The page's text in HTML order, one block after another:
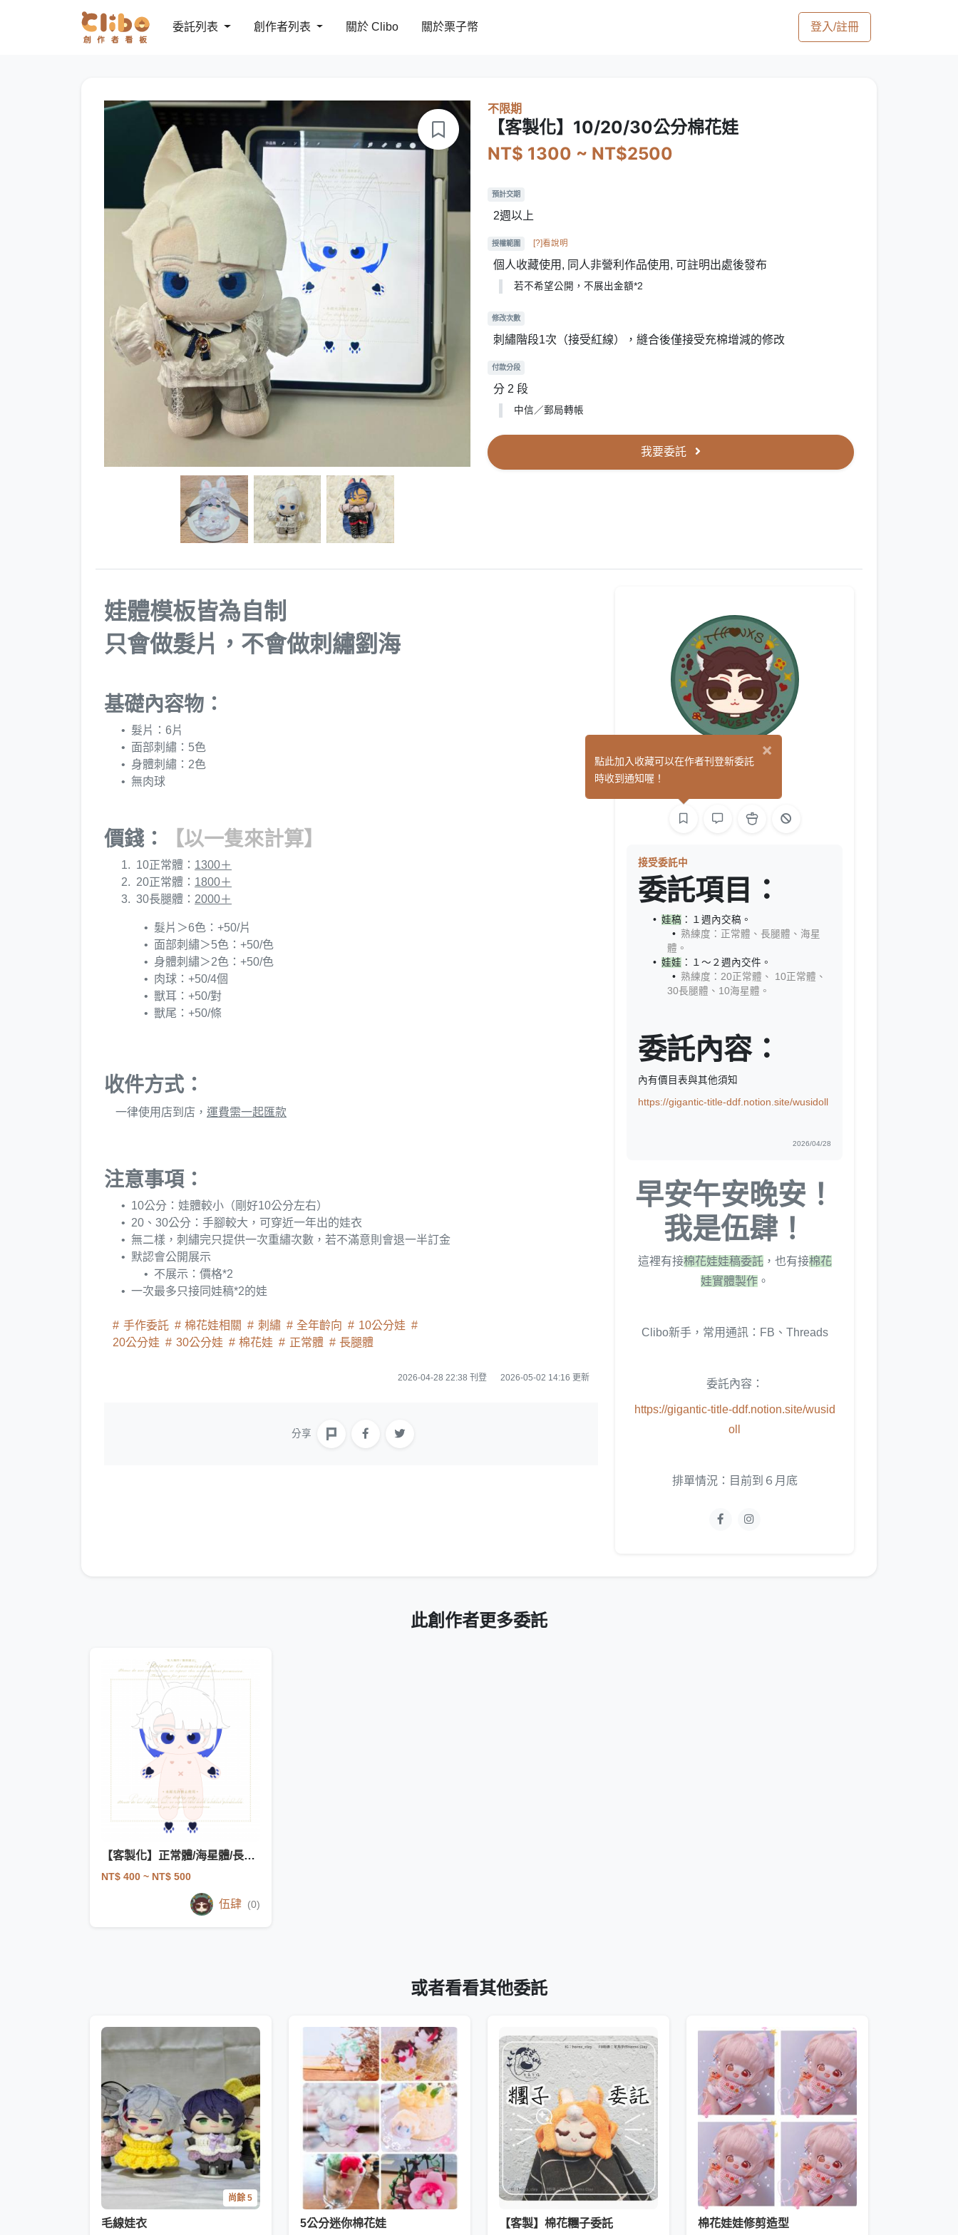
委託列表 創作者列表 關於 Clibo 關於栗子幣 登入/註冊
不限期
【客製化】10/20/30公分棉花娃
NT$ 1300 ~ NT$2500
預計交期
2週以上
授權範圍 [?]看說明
個人收藏使用, 同人非營利作品使用, 可註明出處後發布
若不希望公開，不展出金額*2
修改次數
刺繡階段1次（接受紅線），縫合後僅接受充棉增減的修改
付款分段
分 2 段
中信／郵局轉帳
我要委託
娃體模板皆為自制
只會做髮片，不會做刺繡劉海
基礎內容物：
髮片：6片
面部刺繡：5色
身體刺繡：2色
無肉球
價錢： 【以一隻來計算】
10正常體： 1300＋
20正常體： 1800＋
30長腿體： 2000＋
髮片＞6色：+50/片
面部刺繡＞5色：+50/色
身體刺繡＞2色：+50/色
肉球：+50/4個
獸耳：+50/對
獸尾：+50/條
收件方式：
一律使用店到店， 運費需一起匯款
注意事項：
10公分：娃體較小（剛好10公分左右）
20、30公分：手腳較大，可穿近一年出的娃衣
無二樣，刺繡完只提供一次重繡次數，若不滿意則會退一半訂金
默認會公開展示
不展示：價格*2
一次最多只接同娃稿*2的娃
手作委託 棉花娃相關 刺繡 全年齡向
10公分娃
20公分娃
30公分娃 棉花娃 正常體 長腿體
2026-04-28 22:38 刊登 2026-05-02 14:16 更新
分享
伍肆 (0)
接受委託中
委託項目：
娃稿 ：１週內交稿。
熟練度：正常體、長腿體、海星
體。
娃娃 ：１～２週內交件。
熟練度：20正常體、 10正常體、
30長腿體、10海星體。
委託內容：
內有價目表與其他須知
https://gigantic-title-ddf.notion.site/wusidoll
2026/04/28
早安午安晚安！
我是伍肆！
這裡有接棉花娃娃稿委託，也有接棉花
娃實體製作。
Clibo新手，常用通訊：FB、Threads
委託內容：
https://gigantic-title-ddf.notion.site/wusid
oll
排單情況：目前到６月底
此創作者更多委託
【客製化】正常體/海星體/長腿體棉花娃娃稿
NT$ 400 ~ NT$ 500
伍肆 (0)
或者看看其他委託
尚餘 5
毛線娃衣 5公分迷你棉花娃 【客製】棉花糰子委託 棉花娃娃修剪造型
×
點此加入收藏可以在作者刊登新委託
時收到通知喔！